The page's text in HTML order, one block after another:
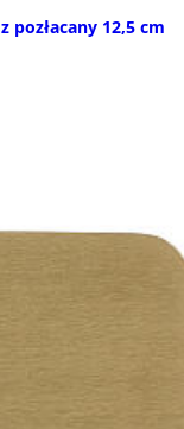
pozłacany 12,5 cm